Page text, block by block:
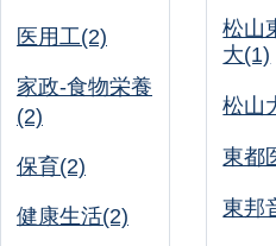
医用工(2)
家政-食物栄養
(2)
保育(2)
健康生活(2)
松山
大(1)
松山
東都
東邦